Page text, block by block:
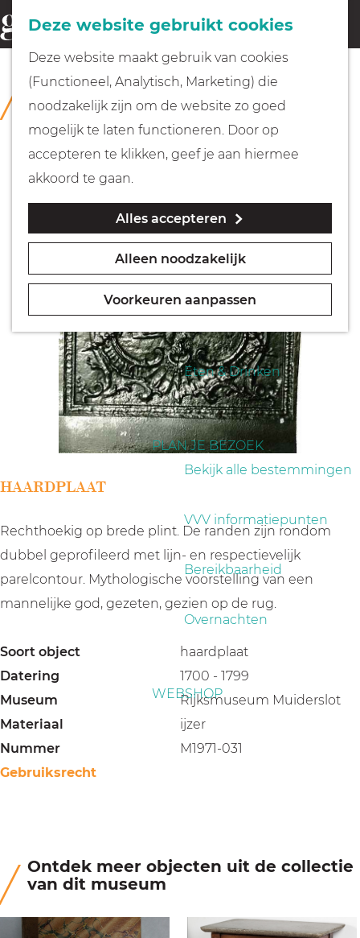
Deze website gebruikt cookies
Deze website maakt gebruik van cookies
(Functioneel, Analytisch, Marketing) die
noodzakelijk zijn om de website zo goed
mogelijk te laten functioneren. Door op
accepteren te klikken, geef je aan hiermee
akkoord te gaan.
Alles accepteren
Alleen noodzakelijk
Voorkeuren aanpassen
G
a
Fietsen
Wandelen
Geocachen
Naar het museum
Eten & Drinken
PLAN JE BEZOEK
Bekijk alle bestemmingen
VVV informatiepunten
Bereikbaarheid
Overnachten
WEBSHOP
o
e
k
e
n
COLLECTIE
Rijksmuseum Muiderslot
HAARDPLAAT
Rechthoekig op brede plint. De randen zijn rondom
dubbel geprofileerd met lijn- en respectievelijk
parelcontour. Mythologische voorstelling van een
mannelijke god, gezeten, gezien op de rug.
Soort object
haardplaat
Datering
1700 - 1799
Museum
Rijksmuseum Muiderslot
Materiaal
ijzer
Nummer
M1971-031
Gebruiksrecht
Ontdek meer objecten uit de collectie
van dit museum